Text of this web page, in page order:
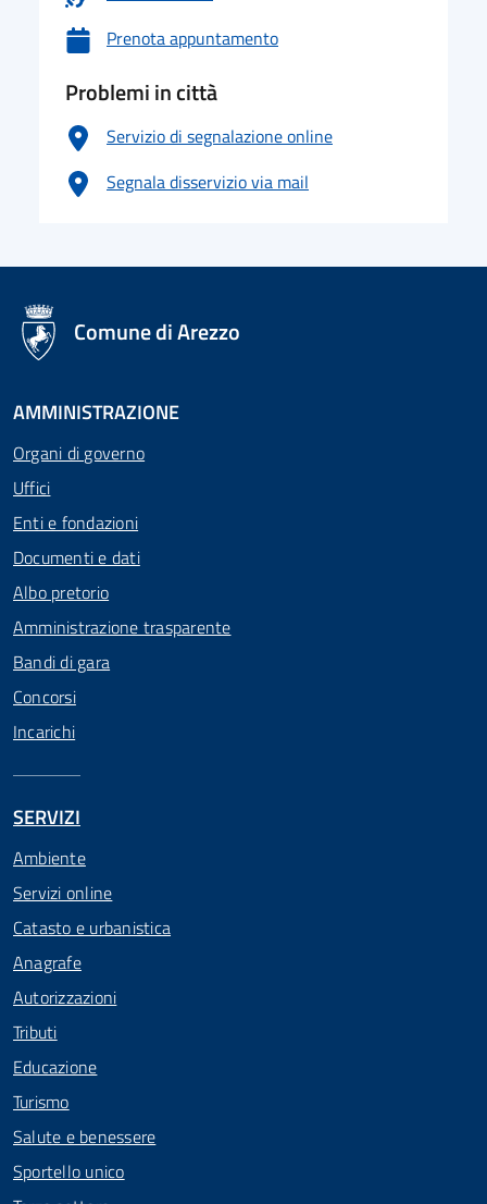
Prenota appuntamento
Problemi in città
Servizio di segnalazione online
Segnala disservizio via mail
logo Unione Europea
Comune di Arezzo
AMMINISTRAZIONE
Organi di governo
Uffici
Enti e fondazioni
Documenti e dati
Albo pretorio
Amministrazione trasparente
Bandi di gara
Concorsi
Incarichi
SERVIZI
Ambiente
Servizi online
Catasto e urbanistica
Anagrafe
Autorizzazioni
Tributi
Educazione
Turismo
Salute e benessere
Sportello unico